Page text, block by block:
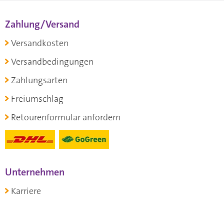
Zahlung/Versand
Versandkosten
Versandbedingungen
Zahlungsarten
Freiumschlag
Retourenformular anfordern
Unternehmen
Karriere